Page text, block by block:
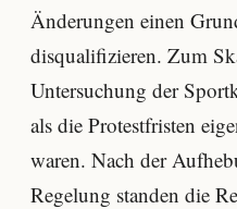
Änderungen einen
disqualifizieren. Zum
Untersuchung der
als die Protestfristen
waren. Nach der
Regelung standen die